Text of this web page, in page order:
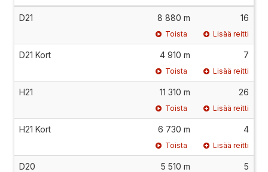
D21 8 880 m 16
Toista Lisää reitti
D21 Kort 4 910 m 7
Toista Lisää reitti
H21 11 310 m 26
Toista Lisää reitti
H21 Kort 6 730 m 4
Toista Lisää reitti
D20 5 510 m 5